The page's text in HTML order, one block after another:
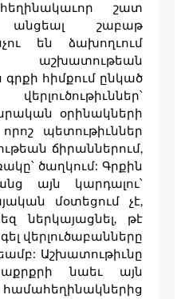
շատ
անցեալ շաբաթ
են ձախողւում
աշխատութեան
գրքի հիմքում ընկած
օրինակների
պետութիւններ
ճիրաններում,
ծաղկում: Գրքին
այն կարդալու՝
մօտեցում չէ,
ներկայացնել, թէ
վերլուծաբանները
Աշխատութիւնը
նաեւ այն